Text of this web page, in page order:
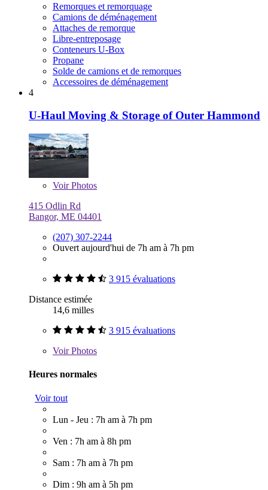
Remorques et remorquage
Camions de déménagement
Attaches de remorque
Libre-entreposage
Conteneurs U-Box
Propane
Solde de camions et de remorques
Accessoires de déménagement
4
U-Haul Moving & Storage of Outer Hammond
VoirPhotos
415 Odlin Rd
Bangor, ME 04401
(207) 307-2244
Ouvert aujourd'hui de 7h am à 7h pm
3 915 évaluations
Distance estimée
14,6 milles
3 915 évaluations
VoirPhotos
Heures normales
Voir tout
Lun - Jeu : 7h am à 7h pm
Ven : 7h am à 8h pm
Sam : 7h am à 7h pm
Dim : 9h am à 5h pm